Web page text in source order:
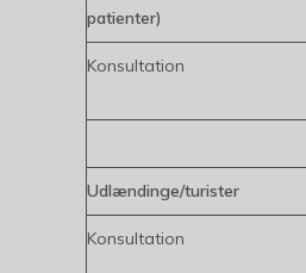
patienter)
Konsultation
Udlændinge/turister
Konsultation